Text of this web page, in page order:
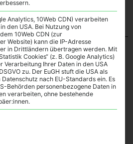
Lies weiter
Analytics, 10Web CDN) verarbeiten
den USA. Bei Nutzung von
10Web CDN (zur
Website) kann die IP-Adresse
in Drittländern übertragen werden. Mit
Cookies“ (z. B. Google Analytics)
Verarbeitung Ihrer Daten in den USA
zu. Der EuGH stuft die USA als
nach EU-Standards ein. Es
Behörden personenbezogene Daten in
verarbeiten, ohne bestehende
Service-Gruppen, für die eine